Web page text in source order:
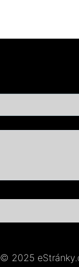
© 2025